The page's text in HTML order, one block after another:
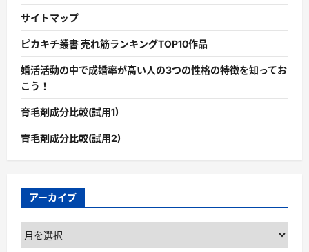
サイトマップ
ピカキチ叢書 売れ筋ランキングTOP10作品
婚活活動の中で成婚率が高い人の3つの性格の特徴を知ってお
こう！
育毛剤成分比較(試用1)
育毛剤成分比較(試用2)
アーカイブ
ア
ー